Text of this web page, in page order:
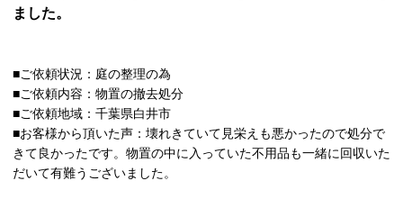
ました。
■ご依頼状況：庭の整理の為
■ご依頼内容：物置の撤去処分
■ご依頼地域：千葉県白井市
■お客様から頂いた声：壊れきていて見栄えも悪かったので処分で
きて良かったです。物置の中に入っていた不用品も一緒に回収いた
だいて有難うございました。